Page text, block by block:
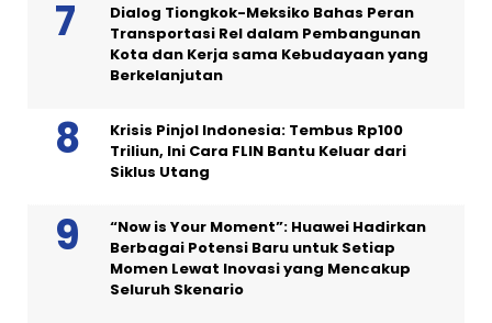
Dialog Tiongkok-Meksiko Bahas Peran
Transportasi Rel dalam Pembangunan
Kota dan Kerja sama Kebudayaan yang
Berkelanjutan
Krisis Pinjol Indonesia: Tembus Rp100
Triliun, Ini Cara FLIN Bantu Keluar dari
Siklus Utang
“Now is Your Moment”: Huawei Hadirkan
Berbagai Potensi Baru untuk Setiap
Momen Lewat Inovasi yang Mencakup
Seluruh Skenario